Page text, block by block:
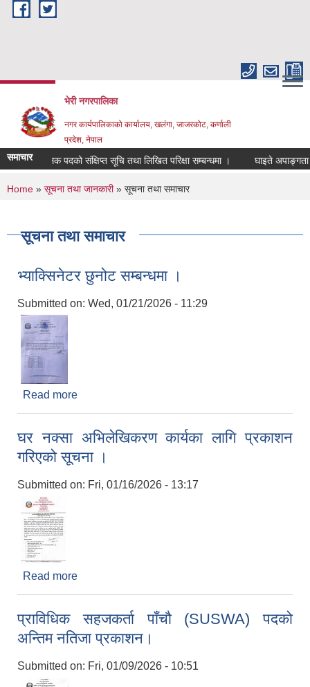
Skip to main content
भेरी नगरपालिका
नगर कार्यपालिकाको कार्यालय, खलंगा, जाजरकोट, कर्णाली
प्रदेश, नेपाल
समाचार पदको संक्षिप्त सूचि तथा लिखित परिक्षा सम्बन्धमा । घाइते अपाङ्गता भएका
You are here
Home » सूचना तथा जानकारी» सूचना तथा समाचार
सूचना तथा समाचार
भ्याक्सिनेटर छुनोट सम्बन्धमा ।
Submitted on: Wed, 01/21/2026 - 11:29
Read more
घर नक्सा अभिलेखिकरण कार्यका लागि प्रकाशन
गरिएको सूचना ।
Submitted on: Fri, 01/16/2026 - 13:17
Read more
प्राविधिक सहजकर्ता पाँचौ (SUSWA) पदको
अन्तिम नतिजा प्रकाशन।
Submitted on: Fri, 01/09/2026 - 10:51